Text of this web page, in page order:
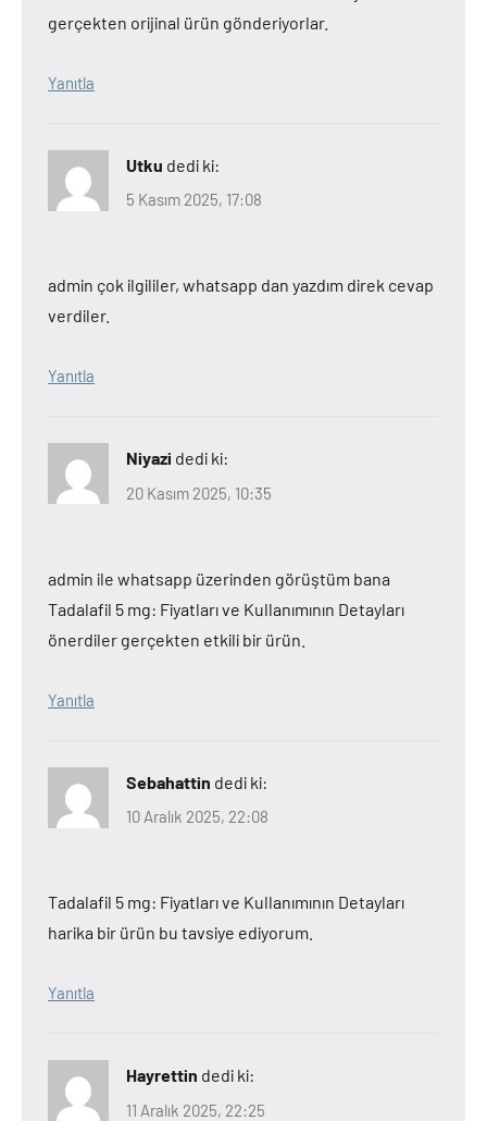
gerçekten orijinal ürün gönderiyorlar.
Yanıtla
Utku dedi ki:
5 Kasım 2025, 17:08
admin çok ilgililer, whatsapp dan yazdım direk cevap
verdiler.
Yanıtla
Niyazi dedi ki:
20 Kasım 2025, 10:35
admin ile whatsapp üzerinden görüştüm bana
Tadalafil 5 mg: Fiyatları ve Kullanımının Detayları
önerdiler gerçekten etkili bir ürün.
Yanıtla
Sebahattin dedi ki:
10 Aralık 2025, 22:08
Tadalafil 5 mg: Fiyatları ve Kullanımının Detayları
harika bir ürün bu tavsiye ediyorum.
Yanıtla
Hayrettin dedi ki:
11 Aralık 2025, 22:25